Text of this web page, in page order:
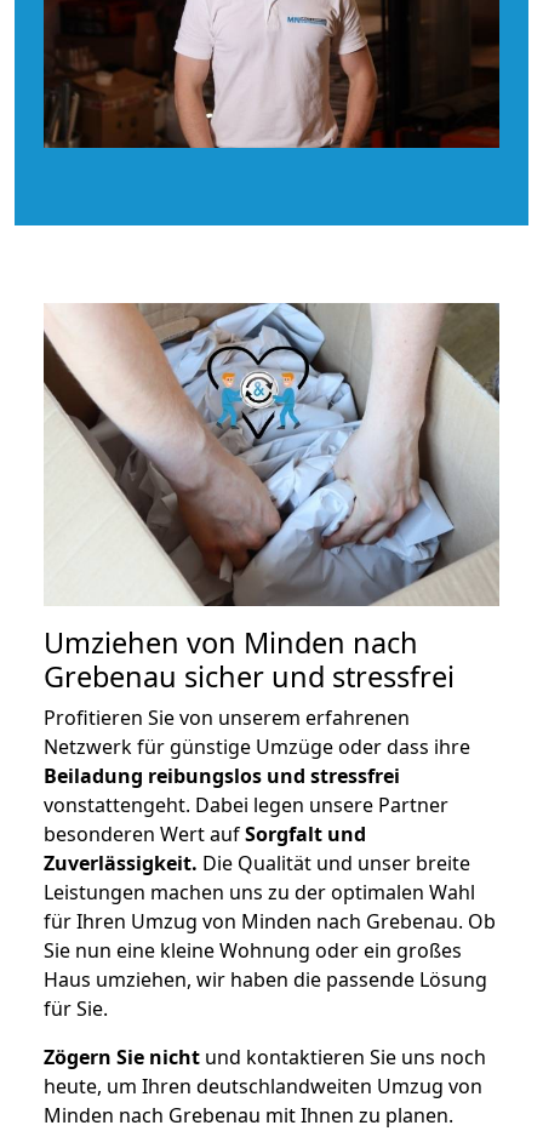
Umziehen von Minden nach
Grebenau sicher und stressfrei
Profitieren Sie von unserem erfahrenen
Netzwerk für günstige Umzüge oder dass ihre
Beiladung reibungslos und stressfrei
vonstattengeht. Dabei legen unsere Partner
besonderen Wert aufSorgfalt und
Zuverlässigkeit. Die Qualität und unser breite
Leistungen machen uns zu der optimalen Wahl
für Ihren Umzug von Minden nach Grebenau. Ob
Sie nun eine kleine Wohnung oder ein großes
Haus umziehen, wir haben die passende Lösung
für Sie.
Zögern Sie nicht und kontaktieren Sie uns noch
heute, um Ihren deutschlandweiten Umzug von
Minden nach Grebenau mit Ihnen zu planen.